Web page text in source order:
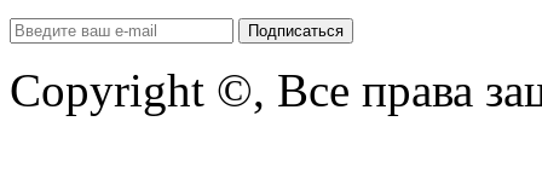
Copyright ©, Все права